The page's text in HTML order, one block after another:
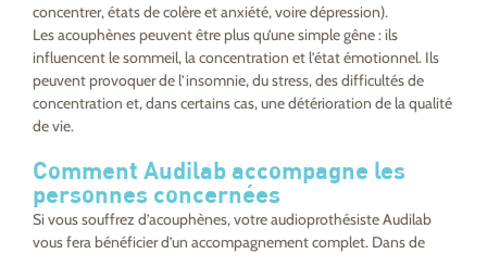
concentrer, états de colère et anxiété, voire dépression).
Les acouphènes peuvent être plus qu’une simple gêne : ils
influencent le sommeil, la concentration et l’état émotionnel. Ils
peuvent provoquer de l’insomnie, du stress, des difficultés de
concentration et, dans certains cas, une détérioration de la qualité
de vie.
Comment Audilab accompagne les
personnes concernées
Si vous souffrez d’acouphènes, votre audioprothésiste Audilab
vous fera bénéficier d’un accompagnement complet. Dans de